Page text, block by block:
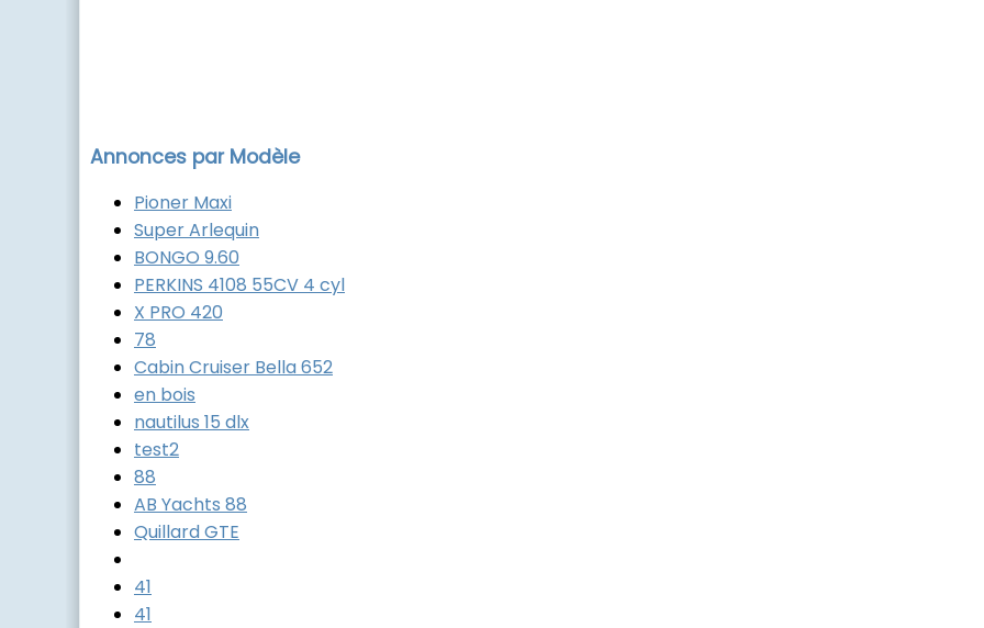
Annonces par Modèle
Pioner Maxi
Super Arlequin
BONGO 9.60
PERKINS 4108 55CV 4 cyl
X PRO 420
78
Cabin Cruiser Bella 652
en bois
nautilus 15 dlx
test2
88
AB Yachts 88
Quillard GTE
41
41